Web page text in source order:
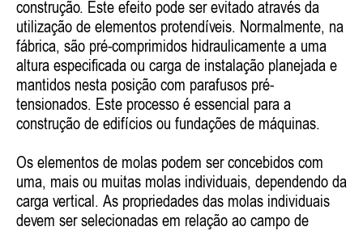
construção. Este efeito pode ser evitado através da
utilização de elementos protendíveis. Normalmente, na
fábrica, são pré-comprimidos hidraulicamente a uma
altura especificada ou carga de instalação planejada e
mantidos nesta posição com parafusos pré-
tensionados. Este processo é essencial para a
construção de edifícios ou fundações de máquinas.
Os elementos de molas podem ser concebidos com
uma, mais ou muitas molas individuais, dependendo da
carga vertical. As propriedades das molas individuais
devem ser selecionadas em relação ao campo de